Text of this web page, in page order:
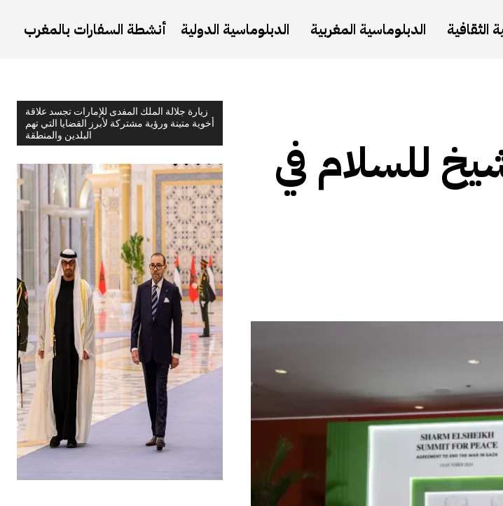
الثقافية
الدبلوماسية المغربية الدبلوماسية الدولية أنشطة السفارات بالمغرب
زيارة جلالة الملك المفدى للإمارات تجسد علاقة
أخوية متينة ورؤية مشتركة لأبرز القضايا التي تهم
البلدين والمنطقة
للسلام في